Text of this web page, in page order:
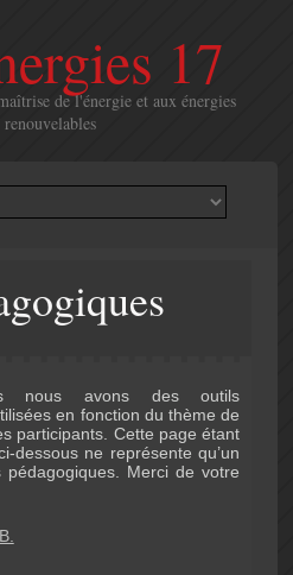
17
de l'énergie et aux énergies
renouvelables
nous avons des outils
en fonction du thème de
participants. Cette page étant
dessous ne représente qu’un
Merci de votre